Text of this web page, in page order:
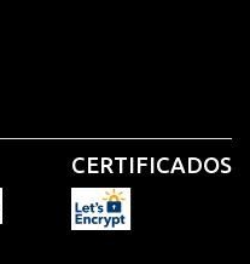
CERTIFICADOS